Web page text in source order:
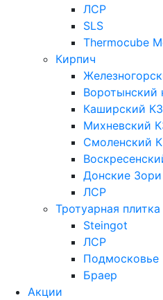
ЛСР
SLS
Thermocube
Кирпич
Воротынский
Каширский КЗ
Михневский
Смоленский
Донские Зори
ЛСР
Тротуарная плитка
Steingot
ЛСР
Подмосковье
Браер
Акции